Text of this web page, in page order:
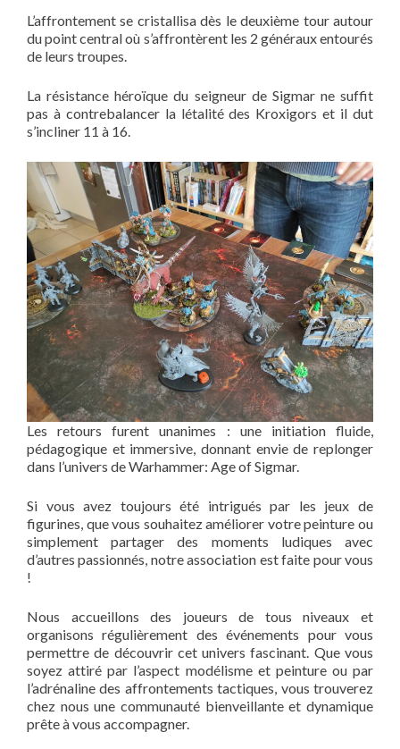
L’affrontement se cristallisa dès le deuxième tour autour
du point central où s’affrontèrent les 2 généraux entourés
de leurs troupes.
La résistance héroïque du seigneur de Sigmar ne suffit
pas à contrebalancer la létalité des Kroxigors et il dut
s’incliner 11 à 16.
Les retours furent unanimes : une initiation fluide,
pédagogique et immersive, donnant envie de replonger
dans l’univers de Warhammer: Age of Sigmar.
Si vous avez toujours été intrigués par les jeux de
figurines, que vous souhaitez améliorer votre peinture ou
simplement partager des moments ludiques avec
d’autres passionnés, notre association est faite pour vous
!
Nous accueillons des joueurs de tous niveaux et
organisons régulièrement des événements pour vous
permettre de découvrir cet univers fascinant. Que vous
soyez attiré par l’aspect modélisme et peinture ou par
l’adrénaline des affrontements tactiques, vous trouverez
chez nous une communauté bienveillante et dynamique
prête à vous accompagner.